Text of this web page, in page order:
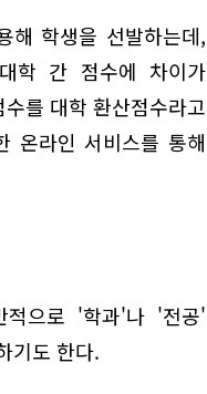
해 학생을 선발하는데,
학 간 점수에 차이가
를 대학 환산점수라고
온라인 서비스를 통해
적으로 '학과'나 '전공'
기도 한다.